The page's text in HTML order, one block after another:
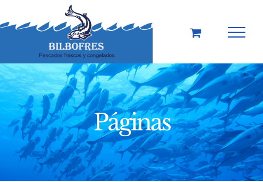
al
Páginas